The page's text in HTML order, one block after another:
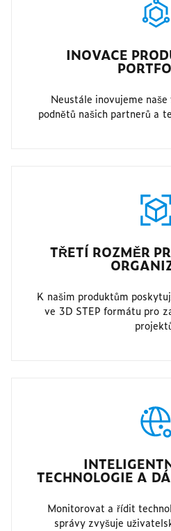
INOVACE
Neustále inovujeme
podnětů našich partnerů a
TŘETÍ ROZMĚR
K našim produktům
ve 3D STEP formátu pro
TECHNOLOGIE A
Monitorovat a řídit
správy zvyšuje